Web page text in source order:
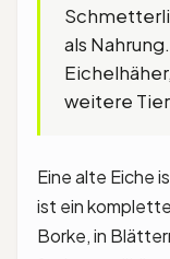
als
weitere
Eine alte Eiche
ist ein
Borke, in